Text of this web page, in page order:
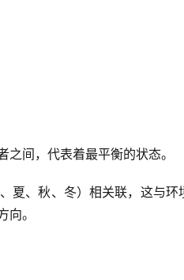
间，代表着最平衡的状态。
夏、秋、冬）相关联，这与
。